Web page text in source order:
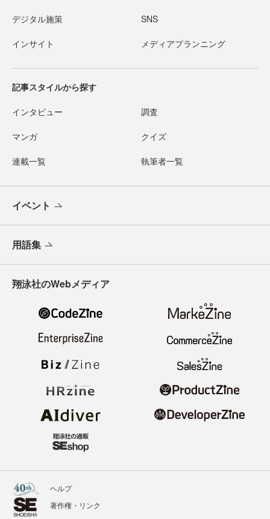
デジタル施策 SNS
インサイト メディアプランニング
記事スタイルから探す
インタビュー 調査
マンガ クイズ
連載一覧 執筆者一覧
イベント
用語集
翔泳社のWebメディア
ヘルプ
著作権・リンク